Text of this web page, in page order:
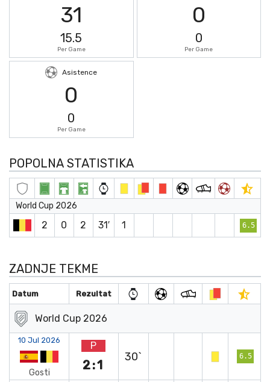
31
15.5
Per Game
0
0
Per Game
Asistence
0
0
Per Game
POPOLNA STATISTIKA
World Cup 2026
2 0 2 31′ 1 6.5
ZADNJE TEKME
Datum Rezultat
World Cup 2026
10 Jul 2026
Gosti
P
2:1
30` 6.5